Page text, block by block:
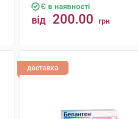
Є в наявності
від 200.00 грн
доставка